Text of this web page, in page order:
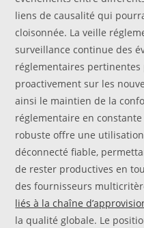
liens de causalité qui
cloisonnée. La veille
surveillance continue des
réglementaires pertinentes
proactivement sur les
ainsi le maintien de la
réglementaire en
robuste offre une
déconnecté fiable,
de rester productives en
des fournisseurs
liés à la chaîne
la qualité globale. Le